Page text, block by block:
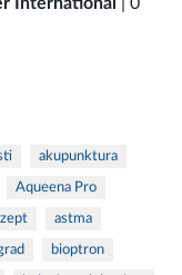
akupunktura
Aqueena Pro
astma
bioptron